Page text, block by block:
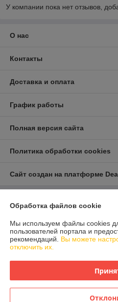
У компании пока нет отзывов,
О нас
Контакты
Доставка и оплата
График работы
Полная версия сайта
Политика обработки cookies
Сайт создан на платформе
Информация для покупателя
Юридическое лицо: ООО "Айлер Трейд"
г. Минск, ул. Скрыганова 6/2-23, комн.
Регистрационный номер ЕГР:
Регистрационный орган: Главное
Дата регистрации компании:
Обработка файлов cookie
Мы используем файлы cookies
пользователей портала и
рекомендаций. Вы можете
отключить их.